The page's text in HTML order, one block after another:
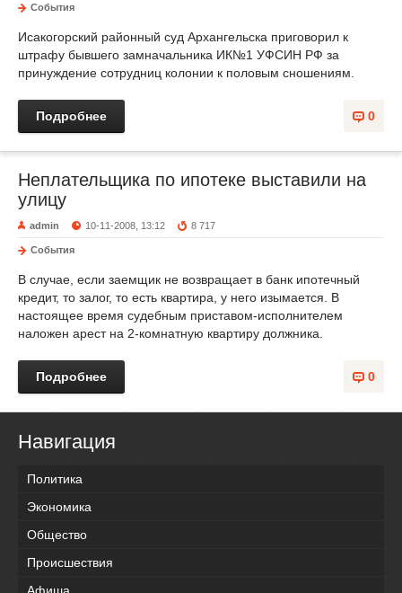
События
Исакогорский районный суд Архангельска приговорил к
штрафу бывшего замначальника ИК№1 УФСИН РФ за
принуждение сотрудниц колонии к половым сношениям.
0
Подробнее
Неплательщика по ипотеке выставили на
улицу
admin 10-11-2008, 13:12 8 717
События
В случае, если заемщик не возвращает в банк ипотечный
кредит, то залог, то есть квартира, у него изымается. В
настоящее время судебным приставом-исполнителем
наложен арест на 2-комнатную квартиру должника.
0
Подробнее
Навигация
Политика
Экономика
Общество
Происшествия